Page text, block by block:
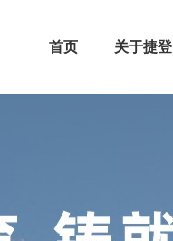
首页 关于捷登